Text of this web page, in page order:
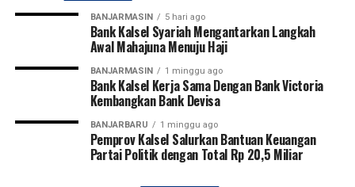
Pangdam juga berharap dari kompetisi perdana tersebut
akan lahir pemain-pemain potensial yang mampu
membawa nama harum Kalimantan Selatan dan
Kalimantan Tengah di tingkat nasional bahkan
internasional.
Pembukaan turnamen semakin meriah dengan laga
perdana yang mempertemukan tim Kabupaten Tapin
melawan Kabupaten Hulu Sungai Utara (HSU). Kegiatan
BANJARMASIN 5 hari ago
Bank Kalsel Syariah Mengantarkan Langkah
Awal Mahajuna Menuju Haji
BANJARMASIN 1 minggu ago
Bank Kalsel Kerja Sama Dengan Bank Victoria
Kembangkan Bank Devisa
BANJARBARU 1 minggu ago
Pemprov Kalsel Salurkan Bantuan Keuangan
Partai Politik dengan Total Rp 20,5 Miliar